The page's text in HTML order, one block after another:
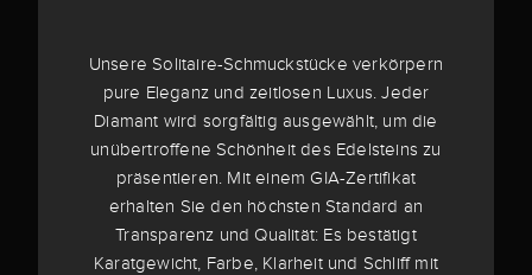
Unsere Solitaire-Schmuckstücke verkörpern
pure Eleganz und zeitlosen Luxus. Jeder
Diamant wird sorgfältig ausgewählt, um die
unübertroffene Schönheit des Edelsteins zu
präsentieren. Mit einem GIA-Zertifikat
erhalten Sie den höchsten Standard an
Transparenz und Qualität: Es bestätigt
Karatgewicht, Farbe, Klarheit und Schliff mit